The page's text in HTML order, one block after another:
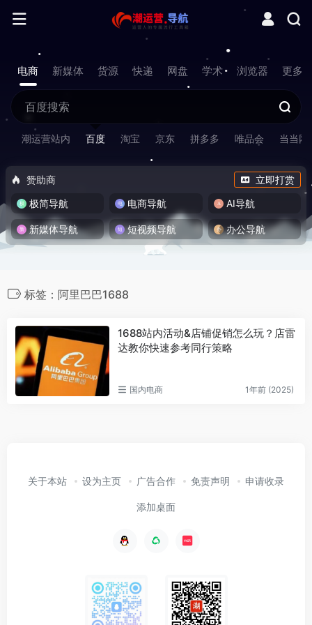
电商 新媒体 货源 快递 网盘 学术 浏览器 更多
潮运营站内 百度 淘宝 京东 拼多多 唯品会 当当网
赞助商
立即打赏
极简导航
电商导航 AI导航
新媒体导航 短视频导航 办公导航
标签：阿里巴巴1688
1688站内活动&店铺促销怎么玩？店雷
达教你快速参考同行策略
国内电商 1年前 (2025)
关于本站 设为主页 广告合作 免责声明 申请收录
添加桌面